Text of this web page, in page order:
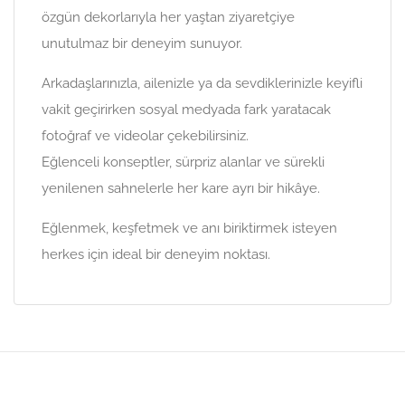
özgün dekorlarıyla her yaştan ziyaretçiye
unutulmaz bir deneyim sunuyor.
Arkadaşlarınızla, ailenizle ya da sevdiklerinizle keyifli
vakit geçirirken sosyal medyada fark yaratacak
fotoğraf ve videolar çekebilirsiniz.
Eğlenceli konseptler, sürpriz alanlar ve sürekli
yenilenen sahnelerle her kare ayrı bir hikâye.
Eğlenmek, keşfetmek ve anı biriktirmek isteyen
herkes için ideal bir deneyim noktası.